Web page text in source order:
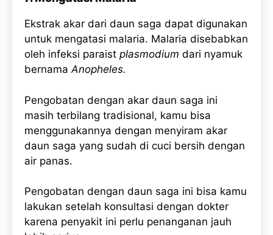
Ekstrak akar dari daun saga dapat digunakan
untuk mengatasi malaria. Malaria disebabkan
oleh infeksi paraist plasmodium dari nyamuk
bernamaAnopheles.
Pengobatan dengan akar daun saga ini
masih terbilang tradisional, kamu bisa
menggunakannya dengan menyiram akar
daun saga yang sudah di cuci bersih dengan
air panas.
Pengobatan dengan daun saga ini bisa kamu
lakukan setelah konsultasi dengan dokter
karena penyakit ini perlu penanganan jauh